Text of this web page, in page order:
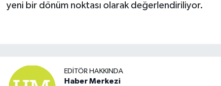
yeni bir dönüm noktası olarak değerlendiriliyor.
EDITÖR HAKKINDA
Haber Merkezi